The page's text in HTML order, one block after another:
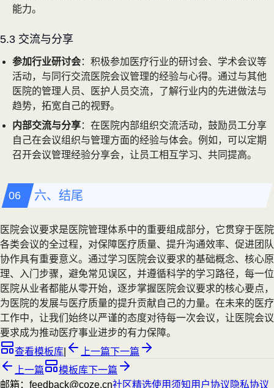
能力。
5.3 交流与分享
参加行业研讨会：积极参加医疗行业的研讨会、学术会议等
活动，与同行交流医院会议管理的经验与心得。通过与其他
医院的管理人员、医护人员交流，了解行业内的先进做法与
趋势，拓宽自己的视野。
内部交流与分享：在医院内部组织交流活动，鼓励员工分享
自己在会议组织与管理方面的经验与体会。例如，可以定期
召开会议管理经验分享会，让员工相互学习、共同提高。
六、结尾
医院会议要求是医院管理体系中的重要组成部分，它贯穿于医院
各类会议的全过程，对保障医疗质量、提升沟通效率、促进团队
协作具有重要意义。通过学习医院会议要求的基础概念、核心原
理、入门步骤，避免常见误区，并遵循科学的学习路径，每一位
医院从业者都能从零开始，逐步掌握医院会议要求的核心要点，
为医院的发展与医疗质量的提升贡献自己的力量。在未来的医疗
工作中，让我们始终以严谨的态度对待每一次会议，让医院会议
要求成为推动医疗事业进步的有力保障。
查看模板库
上一篇下一篇
上一篇
模板库下一篇
邮箱：feedback@coze.cn社区精选使用须知用户协议 隐私协议